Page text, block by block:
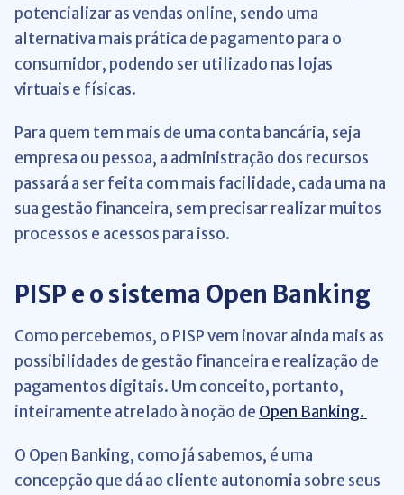
potencializar as vendas online, sendo uma
alternativa mais prática de pagamento para o
consumidor, podendo ser utilizado nas lojas
virtuais e físicas.
Para quem tem mais de uma conta bancária, seja
empresa ou pessoa, a administração dos recursos
passará a ser feita com mais facilidade, cada uma na
sua gestão financeira, sem precisar realizar muitos
processos e acessos para isso.
PISP e o sistema Open Banking
Como percebemos, o PISP vem inovar ainda mais as
possibilidades de gestão financeira e realização de
pagamentos digitais. Um conceito, portanto,
inteiramente atrelado à noção de Open Banking.
O Open Banking, como já sabemos, é uma
concepção que dá ao cliente autonomia sobre seus